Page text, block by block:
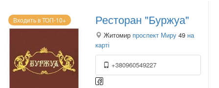
Входить в ТОП-10+ Ресторан "Буржуа"
Житомир проспект Миру 49 на
карті
+380960549227